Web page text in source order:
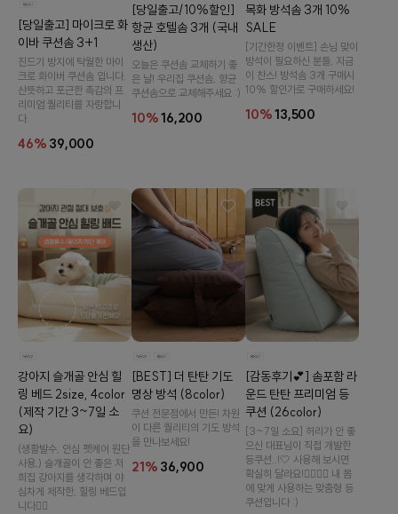
[당일출고] 마이크로 화
이바 쿠션솜 3+1
진드기 방지에 탁월한 마이
크로 화이버 쿠션솜 입니다.
산뜻하고 포근한 촉감의 프
리미엄 퀄리티를 자랑합니
다.
46% 39,000
[당일출고/10%할인]
항균 호텔솜 3개 (국내
생산)
오늘은 쿠션솜 교체하기 좋
은 날! 우리집 쿠션솜, 향균
쿠션솜으로 교체해주세요 :)
10%16,200
목화 방석솜 3개 10%
SALE
[기간한정 이벤트] 손님 맞이
방석이 필요하신 분들, 지금
이 찬스! 방석솜 3개 구매시
10% 할인가로 구매하세요!
10%13,500
강아지 슬개골 안심 힐
링 베드 2size, 4color
(제작 기간 3~7일 소
요)
(생활발수, 안심 펫케어 원단
사용,) 슬개골이 안 좋은 저
희집 강아지를 생각하며 야
심차게 제작한, 힐링 베드입
니다👍🏻
[BEST] 더 탄탄 기도
명상 방석 (8color)
쿠션 전문점에서 만든! 차원
이 다른 퀄리티의 기도 방석
을 만나보세요!
21% 36,900
[감동후기💕] 솜포함 라
운드 탄탄 프리미엄 등
쿠션 (26color)
[3~7일 소요] 허리가 안 좋
으신 대표님이 직접 개발한
등쿠션..!🤍 사용해 보시면
확실히 달라요!👉🏻👈🏻 내 몸
에 맞게 사용하는 맞춤형 등
쿠션입니다 :)